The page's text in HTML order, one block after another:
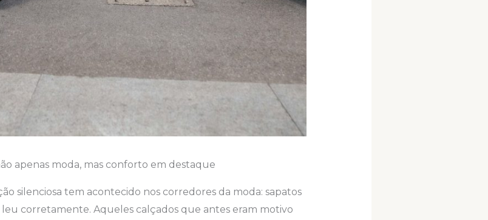
apenas moda, mas conforto em destaque
silenciosa tem acontecido nos corredores da moda: sapatos
leu corretamente. Aqueles calçados que antes eram motivo